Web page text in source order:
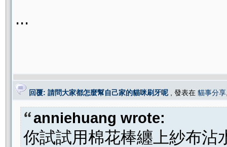
...
回覆: 請問大家都怎麼幫自己家的貓咪刷牙呢 , 發表在 貓事分享
anniehuang wrote:
你試試用棉花棒纏上紗布沾